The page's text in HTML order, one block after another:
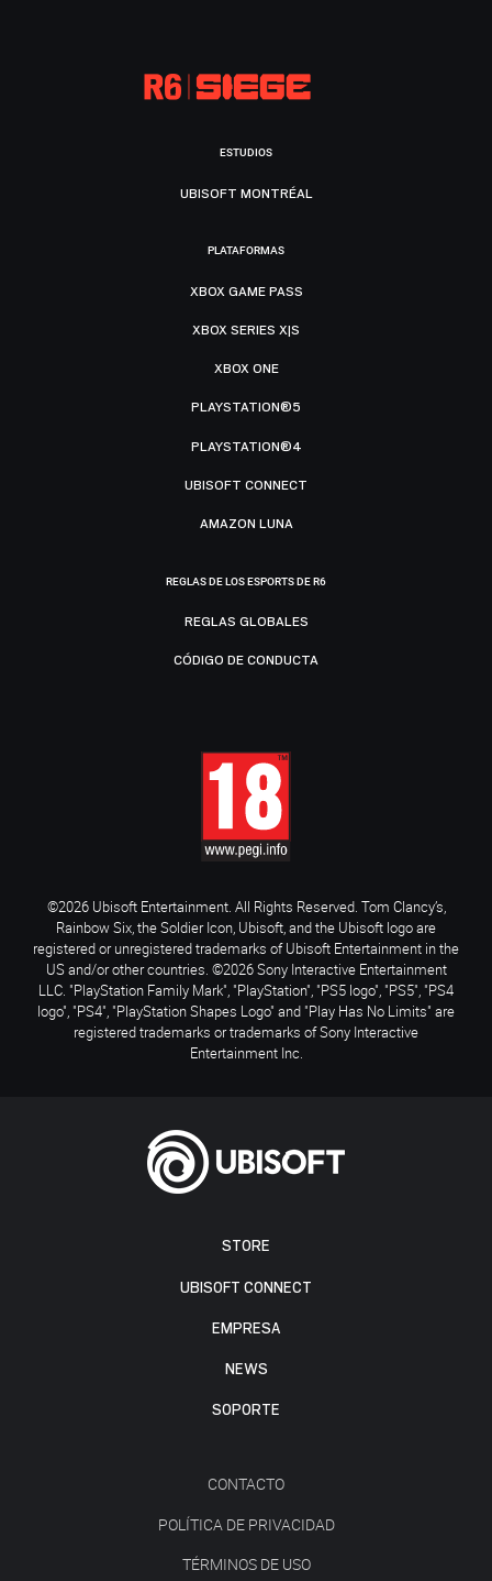
STORE
UBISOFT CONNECT
EMPRESA
NEWS
SOPORTE
CONTACTO
POLÍTICA DE PRIVACIDAD
TÉRMINOS DE USO
ESTUDIOS
UBISOFT MONTRÉAL
PLATAFORMAS
XBOX GAME PASS
XBOX SERIES X|S
XBOX ONE
PLAYSTATION®5
PLAYSTATION®4
UBISOFT CONNECT
AMAZON LUNA
REGLAS DE LOS ESPORTS DE R6
REGLAS GLOBALES
CÓDIGO DE CONDUCTA
©2026 Ubisoft Entertainment. All Rights Reserved. Tom Clancy’s,
Rainbow Six, the Soldier Icon, Ubisoft, and the Ubisoft logo are
registered or unregistered trademarks of Ubisoft Entertainment in the
US and/or other countries. ©2026 Sony Interactive Entertainment
LLC. "PlayStation Family Mark", "PlayStation", "PS5 logo", "PS5", "PS4
logo", "PS4", "PlayStation Shapes Logo" and "Play Has No Limits" are
registered trademarks or trademarks of Sony Interactive
Entertainment Inc.